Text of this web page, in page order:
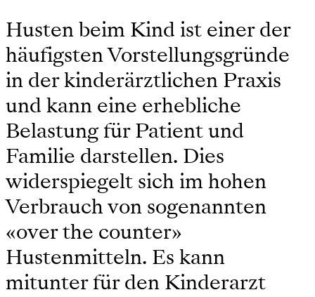
Husten beim Kind ist einer der
häufigsten Vorstellungsgründe
in der kinderärztlichen Praxis
und kann eine erhebliche
Belastung für Patient und
Familie darstellen. Dies
widerspiegelt sich im hohen
Verbrauch von sogenannten
«over the counter»
Hustenmitteln. Es kann
mitunter für den Kinderarzt